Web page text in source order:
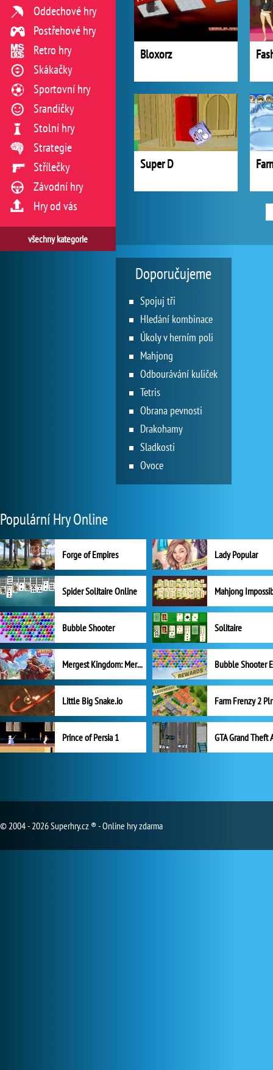
Bloxorz
Super D
Oddechové hry
Postřehové hry
Retro hry
Skákačky
Sportovní hry
Srandičky
Stolní hry
Strategie
Střílečky
Závodní hry
Hry od vás
všechny kategorie
Doporučujeme
Spojuj tři
Hledání kombinace
Úkoly v herním poli
Mahjong
Odbourávání kuliček
Tetris
Obrana pevnosti
Drakohamy
Sladkosti
Ovoce
Populární Hry Online
Forge of Empires Lady Popular
Spider Solitaire Online Mahjong
Bubble Shooter Solitaire
Mergest Kingdom: Merge Puzzle
Little Big Snake.io
Prince of Persia 1 GTA Grand Theft
© 2004 - 2026 Superhry.cz ® - Online hry zdarma